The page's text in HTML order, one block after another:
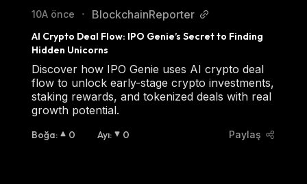
10A önce • BlockchainReporter
AI Crypto Deal Flow: IPO Genie’s Secret to Finding
Hidden Unicorns
Discover how IPO Genie uses AI crypto deal
flow to unlock early-stage crypto investments,
staking rewards, and tokenized deals with real
growth potential.
Boğa: 0 Ayı: 0 Paylaş